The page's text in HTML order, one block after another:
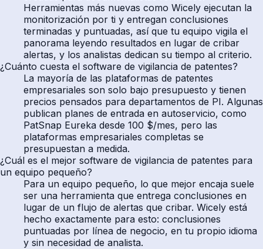
Herramientas más nuevas como Wicely ejecutan la
monitorización por ti y entregan conclusiones
terminadas y puntuadas, así que tu equipo vigila el
panorama leyendo resultados en lugar de cribar
alertas, y los analistas dedican su tiempo al criterio.
¿Cuánto cuesta el software de vigilancia de patentes?
La mayoría de las plataformas de patentes
empresariales son solo bajo presupuesto y tienen
precios pensados para departamentos de PI. Algunas
publican planes de entrada en autoservicio, como
PatSnap Eureka desde 100 $/mes, pero las
plataformas empresariales completas se
presupuestan a medida.
¿Cuál es el mejor software de vigilancia de patentes para
un equipo pequeño?
Para un equipo pequeño, lo que mejor encaja suele
ser una herramienta que entrega conclusiones en
lugar de un flujo de alertas que cribar. Wicely está
hecho exactamente para esto: conclusiones
puntuadas por línea de negocio, en tu propio idioma
y sin necesidad de analista.